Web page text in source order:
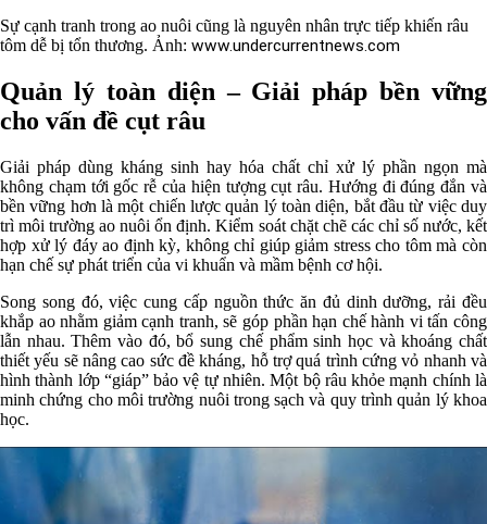
Sự cạnh tranh trong ao nuôi cũng là nguyên nhân trực tiếp khiến râu
tôm dễ bị tổn thương. Ảnh: www.undercurrentnews.com
Quản lý toàn diện – Giải pháp bền vững
cho vấn đề cụt râu
Giải pháp dùng kháng sinh hay hóa chất chỉ xử lý phần ngọn mà
không chạm tới gốc rễ của hiện tượng cụt râu. Hướng đi đúng đắn và
bền vững hơn là một chiến lược quản lý toàn diện, bắt đầu từ việc duy
trì môi trường ao nuôi ổn định. Kiểm soát chặt chẽ các chỉ số nước, kết
hợp xử lý đáy ao định kỳ, không chỉ giúp giảm stress cho tôm mà còn
hạn chế sự phát triển của vi khuẩn và mầm bệnh cơ hội.
Song song đó, việc cung cấp nguồn thức ăn đủ dinh dưỡng, rải đều
khắp ao nhằm giảm cạnh tranh, sẽ góp phần hạn chế hành vi tấn công
lẫn nhau. Thêm vào đó, bổ sung chế phẩm sinh học và khoáng chất
thiết yếu sẽ nâng cao sức đề kháng, hỗ trợ quá trình cứng vỏ nhanh và
hình thành lớp “giáp” bảo vệ tự nhiên. Một bộ râu khỏe mạnh chính là
minh chứng cho môi trường nuôi trong sạch và quy trình quản lý khoa
học.